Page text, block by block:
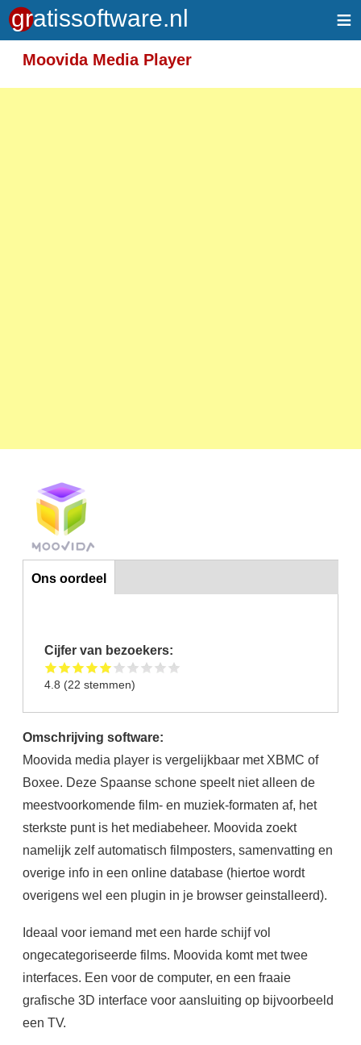
≡
Moovida Media Player
Horizontal Tabs
Ons oordeel
Cijfer van bezoekers:
4.8 (22 stemmen)
Omschrijving software:
Moovida media player is vergelijkbaar met XBMC of
Boxee. Deze Spaanse schone speelt niet alleen de
meestvoorkomende film- en muziek-formaten af, het
sterkste punt is het mediabeheer. Moovida zoekt
namelijk zelf automatisch filmposters, samenvatting en
overige info in een online database (hiertoe wordt
overigens wel een plugin in je browser geinstalleerd).
Ideaal voor iemand met een harde schijf vol
ongecategoriseerde films. Moovida komt met twee
interfaces. Een voor de computer, en een fraaie
grafische 3D interface voor aansluiting op bijvoorbeeld
een TV.